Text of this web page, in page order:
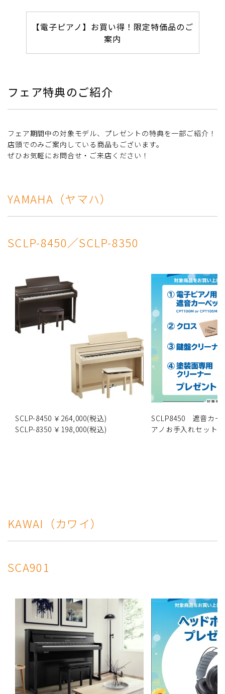
【電子ピアノ】お買い得！限定特価品のご
案内
フェア特典のご紹介
フェア期間中の対象モデル、プレゼントの特典を一部ご紹介！
店頭でのみご案内している商品もございます。
ぜひお気軽にお問合せ・ご来店ください！
YAMAHA（ヤマハ）
SCLP-8450／SCLP-8350
SCLP-8450 ￥264,000(税込)
SCLP-8350 ￥198,000(税込)
SCLP8450 遮音カー
アノお手入れセット
KAWAI（カワイ）
SCA901